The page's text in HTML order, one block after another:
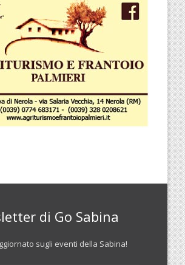
di Go Sabina
sugli eventi della Sabina!